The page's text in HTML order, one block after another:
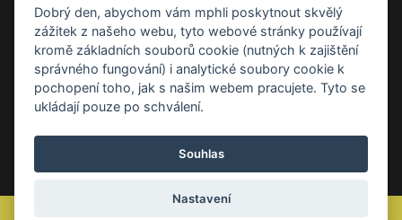
DOKUMENTY
Všeobecné obchodní podmínky
Zásady ochrany osobních údajů
Reklamace a vrácení zboží
Dobrý den, abychom vám mphli poskytnout skvělý
zážitek z našeho webu, tyto webové stránky používají
kromě základních souborů cookie (nutných k zajištění
správného fungování) i analytické soubory cookie k
pochopení toho, jak s našim webem pracujete. Tyto se
ukládají pouze po schválení.
Souhlas
Nastavení